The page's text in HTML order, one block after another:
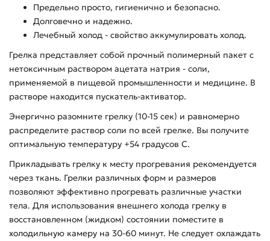
Предельно просто, гигиенично и безопасно.
Долговечно и надежно.
Лечебный холод - свойство аккумулировать холод.
Грелка представляет собой прочный полимерный пакет с
нетоксичным раствором ацетата натрия - соли,
применяемой в пищевой промышленности и медицине. В
растворе находится пускатель-активатор.
Энергично разомните грелку (10-15 сек) и равномерно
распределите раствор соли по всей грелке. Вы получите
оптимальную температуру +54 градусов С.
Прикладывать грелку к месту прогревания рекомендуется
через ткань. Грелки различных форм и размеров
позволяют эффективно прогревать различные участки
тела. Для использования внешнего холода грелку в
восстановленном (жидком) состоянии поместите в
холодильную камеру на 30-60 минут. Не следует охлаждать